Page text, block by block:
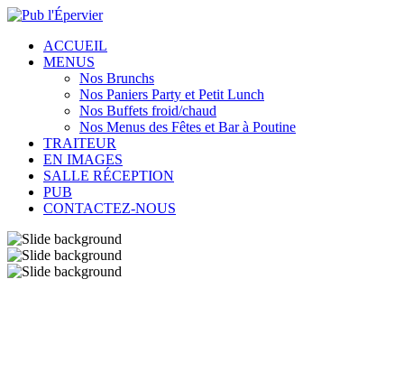
ACCUEIL
MENUS
Nos Brunchs
Nos Paniers Party et Petit Lunch
Nos Buffets froid/chaud
Nos Menus des Fêtes et Bar à Poutine
TRAITEUR
EN IMAGES
SALLE RÉCEPTION
PUB
CONTACTEZ-NOUS